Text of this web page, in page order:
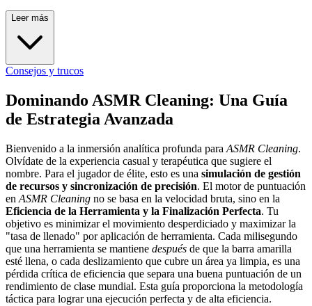
Leer más
Consejos y trucos
Dominando ASMR Cleaning: Una Guía
de Estrategia Avanzada
Bienvenido a la inmersión analítica profunda para ASMR Cleaning.
Olvídate de la experiencia casual y terapéutica que sugiere el
nombre. Para el jugador de élite, esto es una simulación de gestión
de recursos y sincronización de precisión. El motor de puntuación
en ASMR Cleaning no se basa en la velocidad bruta, sino en la
Eficiencia de la Herramienta y la Finalización Perfecta. Tu
objetivo es minimizar el movimiento desperdiciado y maximizar la
"tasa de llenado" por aplicación de herramienta. Cada milisegundo
que una herramienta se mantiene después de que la barra amarilla
esté llena, o cada deslizamiento que cubre un área ya limpia, es una
pérdida crítica de eficiencia que separa una buena puntuación de un
rendimiento de clase mundial. Esta guía proporciona la metodología
táctica para lograr una ejecución perfecta y de alta eficiencia.